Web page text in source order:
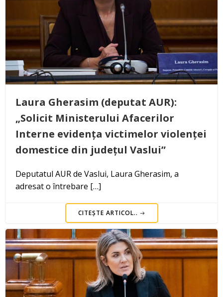
Laura Gherasim (deputat AUR):
„Solicit Ministerului Afacerilor
Interne evidența victimelor violenței
domestice din județul Vaslui”
Deputatul AUR de Vaslui, Laura Gherasim, a
adresat o întrebare […]
CITEȘTE ARTICOL..